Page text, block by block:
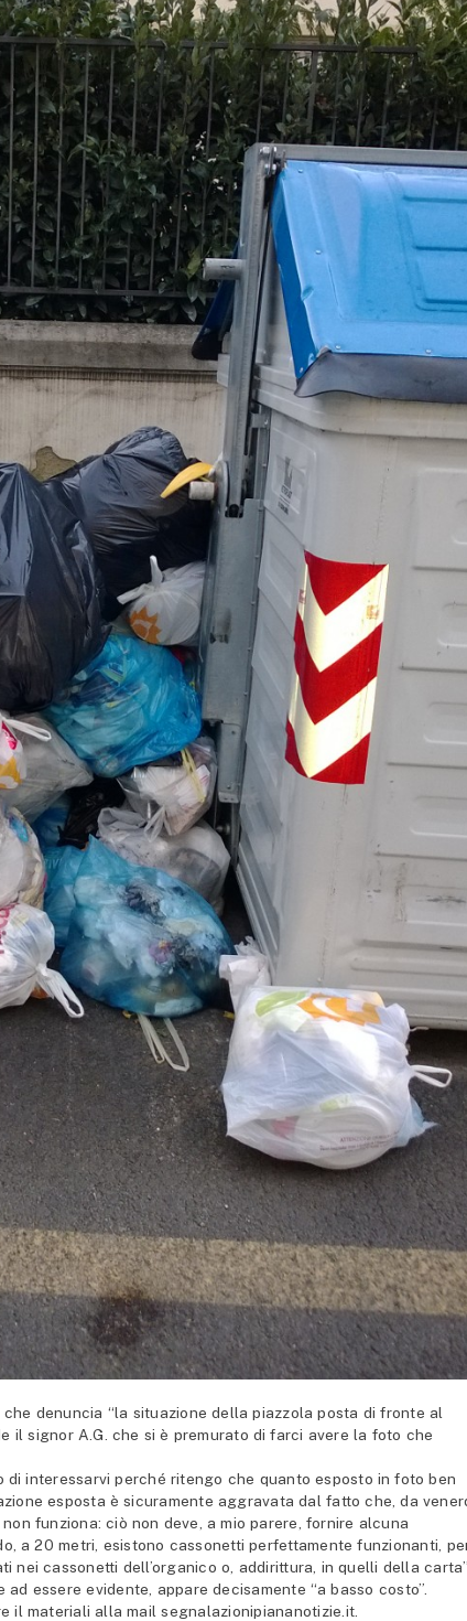
che denuncia “la situazione della piazzola posta di fronte al
il signor A.G. che si è premurato di farci avere la foto che
di interessarvi perché ritengo che quanto esposto in foto ben
esposta è sicuramente aggravata dal fatto che, da
funziona: ciò non deve, a mio parere, fornire alcuna
a 20 metri, esistono cassonetti perfettamente funzionanti,
cassonetti dell’organico o, addirittura, in quelli della
essere evidente, appare decisamente “a basso costo”.
il materiali alla mail segnalazionipiananotizie.it.